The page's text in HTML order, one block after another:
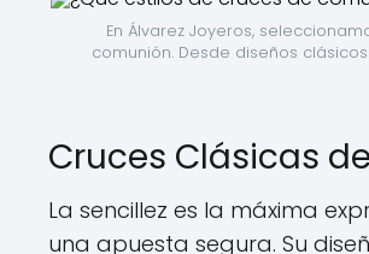
En Álvarez Joyeros,
comunión. Desde diseños
Cruces Clásicas
La sencillez es la máxima
una apuesta segura. Su